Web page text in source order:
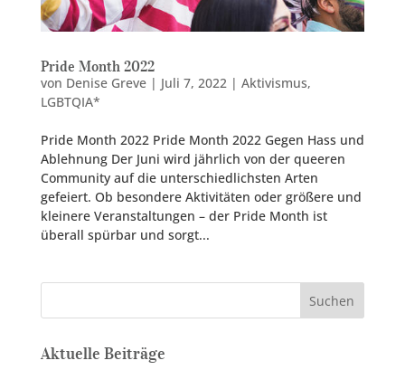
Pride Month 2022
von Denise Greve| Juli 7, 2022| Aktivismus,
LGBTQIA*
Pride Month 2022 Pride Month 2022 Gegen Hass und
Ablehnung Der Juni wird jährlich von der queeren
Community auf die unterschiedlichsten Arten
gefeiert. Ob besondere Aktivitäten oder größere und
kleinere Veranstaltungen – der Pride Month ist
überall spürbar und sorgt...
Suchen
Aktuelle Beiträge